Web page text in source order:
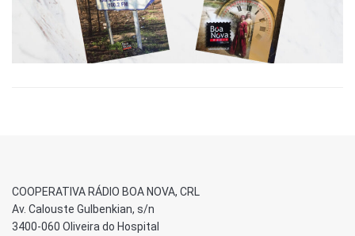
COOPERATIVA RÁDIO BOA NOVA, CRL
Av. Calouste Gulbenkian, s/n
3400-060 Oliveira do Hospital